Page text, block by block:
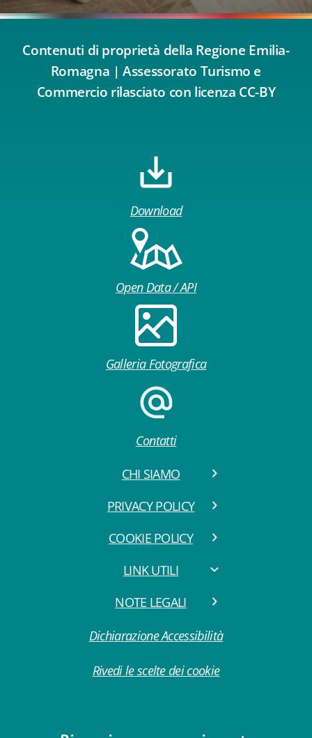
Contenuti di proprietà della Regione Emilia-
Romagna | Assessorato Turismo e
Commercio rilasciato con licenza CC-BY
Download
Open Data / API
Galleria Fotografica
Contatti
CHI SIAMO
PRIVACY POLICY
COOKIE POLICY
LINK UTILI
NOTE LEGALI
Dichiarazione Accessibilità
Rivedi le scelte dei cookie